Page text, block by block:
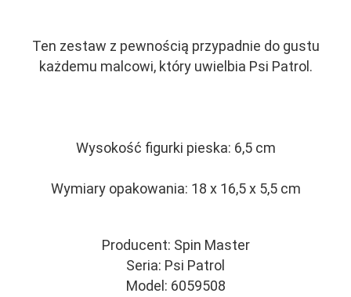
Ten zestaw z pewnością przypadnie do gustu
każdemu malcowi, który uwielbia Psi Patrol.
Wysokość figurki pieska: 6,5 cm
Wymiary opakowania: 18 x 16,5 x 5,5 cm
Producent: Spin Master
Seria: Psi Patrol
Model: 6059508